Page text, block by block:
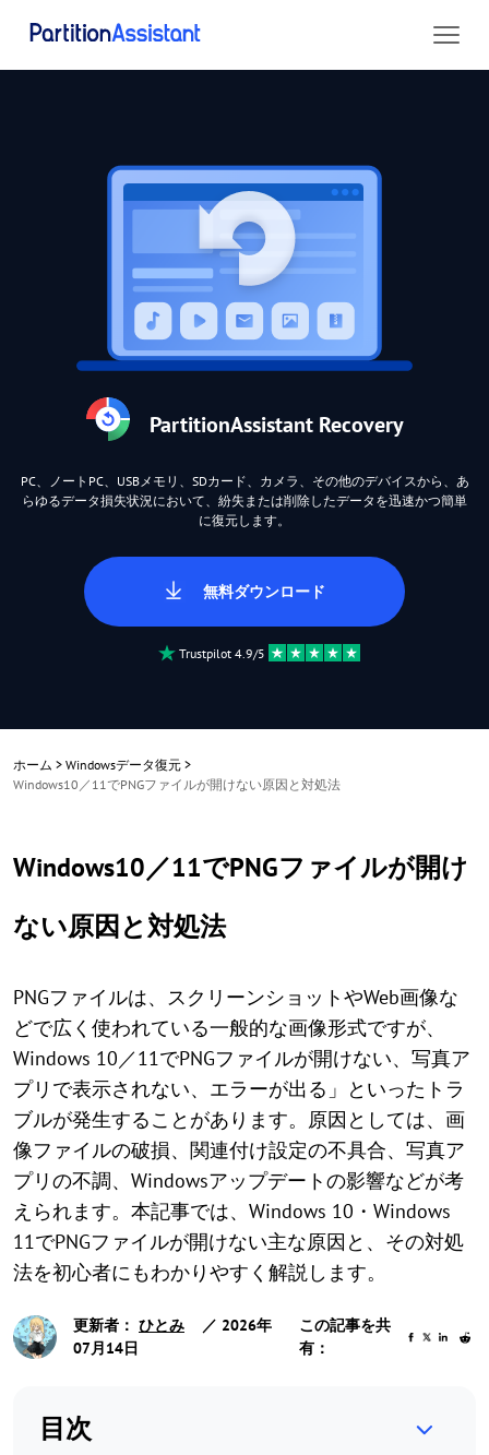
PartitionAssistant Recovery
PC、ノートPC、USBメモリ、SDカード、カメラ、その他のデバイスから、あ
らゆるデータ損失状況において、紛失または削除したデータを迅速かつ簡単
に復元します。
無料ダウンロード
Trustpilot 4.9/5
ホーム > Windowsデータ復元 >
Windows10／11でPNGファイルが開けない原因と対処法
Windows10／11でPNGファイルが開け
ない原因と対処法
PNGファイルは、スクリーンショットやWeb画像な
どで広く使われている一般的な画像形式ですが、
Windows 10／11でPNGファイルが開けない、写真ア
プリで表示されない、エラーが出る」といったトラ
ブルが発生することがあります。原因としては、画
像ファイルの破損、関連付け設定の不具合、写真ア
プリの不調、Windowsアップデートの影響などが考
えられます。本記事では、Windows 10・Windows
11でPNGファイルが開けない主な原因と、その対処
法を初心者にもわかりやすく解説します。
更新者： ひとみ
／ 2026年
07月14日
この記事を共
有：
目次